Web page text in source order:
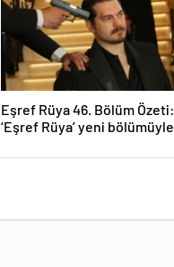
Eşref Rüya 46. Bölüm Özeti:
‘Eşref Rüya’ yeni bölümüyle